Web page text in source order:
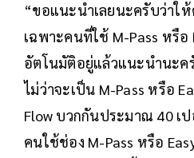
“ขอแนะนำเลยนะครับว่าใ
เฉพาะคนที่ใช้ M-Pass หรือ
อัตโนมัติอยู่แล้วแนะนำนะ
ไม่ว่าจะเป็น M-Pass หรือ
Flow บวกกันประมาณ 40 เ
คนใช้ช่อง M-Pass หรือ